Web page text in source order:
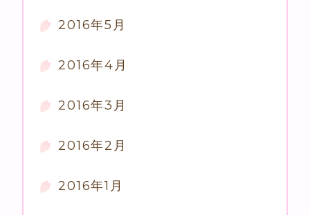
2016年5月
2016年4月
2016年3月
2016年2月
2016年1月